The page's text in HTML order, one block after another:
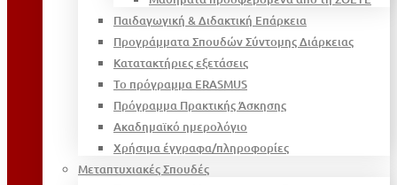
Παιδαγωγική & Διδακτική Επάρκεια
Προγράμματα Σπουδών Σύντομης Διάρκειας
Κατατακτήριες εξετάσεις
Το πρόγραμμα ERASMUS
Πρόγραμμα Πρακτικής Άσκησης
Ακαδημαϊκό ημερολόγιο
Χρήσιμα έγγραφα/πληροφορίες
Μεταπτυχιακές Σπουδές